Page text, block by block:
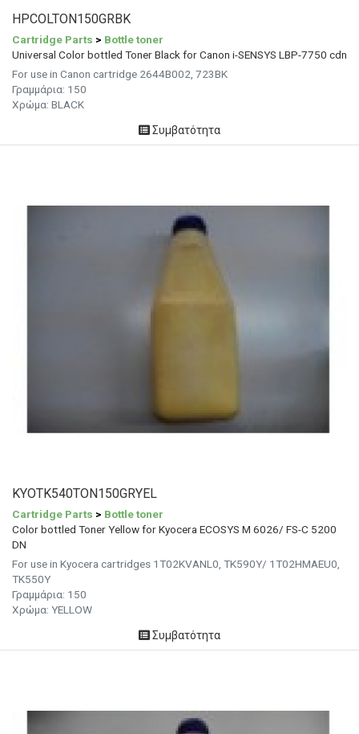
HPCOLTON150GRBK
Cartridge Parts > Bottle toner
Universal Color bottled Toner Black for Canon i-SENSYS LBP-7750 cdn
For use in Canon cartridge 2644B002, 723BK
Γραμμάρια: 150
Χρώμα: BLACK
Συμβατότητα
KYOTK540TON150GRYEL
Cartridge Parts > Bottle toner
Color bottled Toner Yellow for Kyocera ECOSYS M 6026/ FS-C 5200
DN
For use in Kyocera cartridges 1T02KVANL0, TK590Y/ 1T02HMAEU0,
TK550Y
Γραμμάρια: 150
Χρώμα: YELLOW
Συμβατότητα